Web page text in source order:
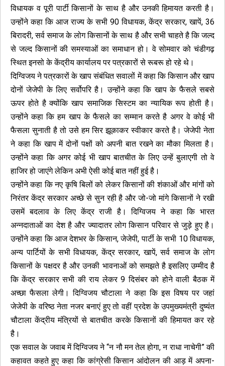
विधायक व पूरी पार्टी किसानों के साथ है और उनकी हिमायत करती है।
उन्होंने कहा कि आज राज्य के सभी 90 विधायक, केंद्र सरकार, खापें, 36
बिरादरी, सर्व समाज के लोग किसानों के साथ है और सभी चाहते है कि जल्द
से जल्द किसानों की समस्याओं का समाधान हो। वे सोमवार को चंडीगढ़
स्थित इनसो के केंद्रीय कार्यालय पर पत्रकारों से रूबरू हो रहे थे।
दिग्विजय ने पत्रकारों के खाप संबंधित सवालों में कहा कि किसान और खाप
दोनों जेजेपी के लिए सर्वोपरि है। उन्होंने कहा कि खाप के फैसले सबसे
ऊपर होते है क्योंकि खाप समाजिक सिस्टम का न्यायिक रूप होती है।
उन्होंने कहा कि हम खाप के फैसले का सम्मान करते है अगर वे कोई भी
फैसला सुनाती है तो उसे हम सिर झूकाकर स्वीकार करते है। जेजेपी नेता
ने कहा कि खाप में दोनों पक्षों को अपनी बात रखने का मौका मिलता है।
उन्होंने कहा कि अगर कोई भी खाप बातचीत के लिए उन्हें बुलाएगी तो वे
हाजिर हो जाएंगे लेकिन अभी ऐसी कोई बात नहीं हुई है।
उन्होंने कहा कि नए कृषि बिलों को लेकर किसानों की शंकाओं और मांगों को
निरंतर केंद्र सरकार अच्छे से सुन रही है और जो-जो मांगे किसानों ने रखी
उसमें बदलाव के लिए केंद्र राजी है। दिग्विजय ने कहा कि भारत
अन्नदाताओं का देश है और ज्यादातर लोग किसान परिवार से जुड़े हुए है।
उन्होंने कहा कि आज देशभर के किसान, जेजेपी, पार्टी के सभी 10 विधायक,
अन्य पार्टियों के सभी विधायक, केंद्र सरकार, खापें, सर्व समाज के लोग
किसानों के पक्षदर है और उनकी भावनाओं को समझते है इसलिए उम्मीद है
कि केंद्र सरकार सभी की राय लेकर 9 दिसंबर को होने वाली बैठक में
अच्छा फैसला लेगी। दिग्विजय चौटाला ने कहा कि इस विषय पर जहां
जेजेपी के वरिष्ठ नेता नजर बनाएं हुए तो वहीं प्रदेश के उपमुख्यमंत्री दुष्यंत
चौटाला केंद्रीय मंत्रियों से बातचीत करके किसानों की हिमायत कर रहे
है।
एक सवाल के जवाब में दिग्विजय ने “न नौ मन तेल होगा, न राधा नाचेगी” की
कहावत कहते हुए कहा कि कांग्रेसी किसान आंदोलन की आड़ में अपना-